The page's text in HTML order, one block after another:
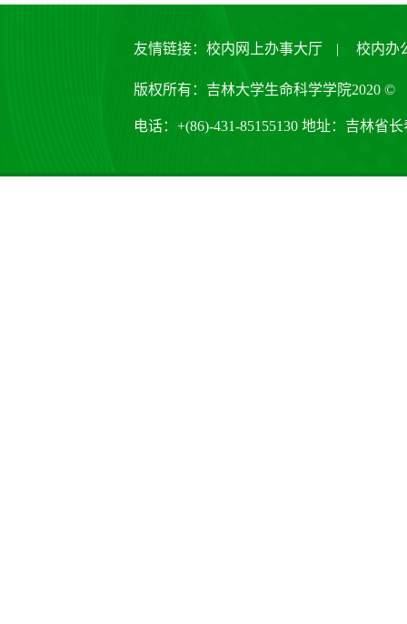
友情链接： 校内网上办事大厅 | 校内办
版权所有：吉林大学生命科学学院2020 ©
电话：+(86)-431-85155130 地址：吉林省